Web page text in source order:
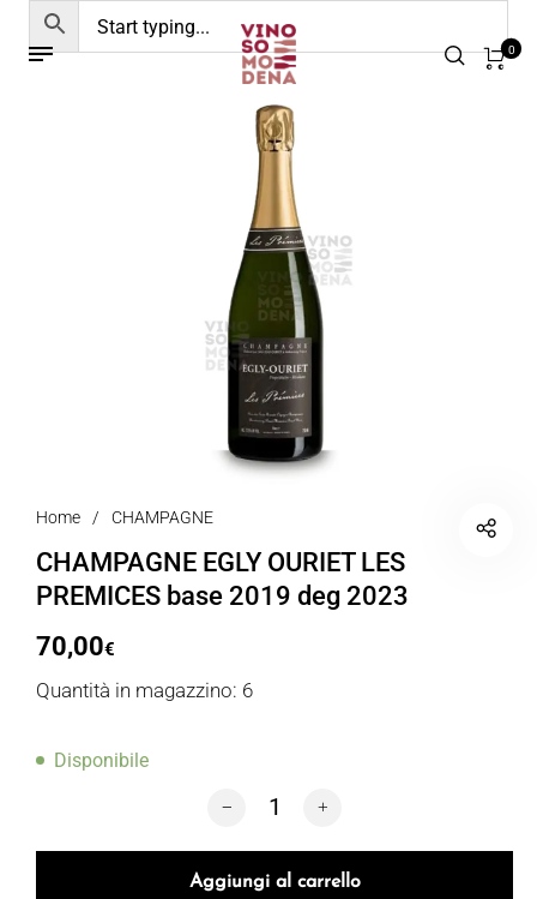
0
Home / CHAMPAGNE
CHAMPAGNE EGLY OURIET LES
PREMICES base 2019 deg 2023
70,00€
Quantità in magazzino: 6
Disponibile
CHAMPAGNE EGLY OURIET LES
Aggiungi al carrello